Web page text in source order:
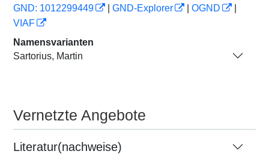
GND: 1012299449
GND-Explorer OGND
VIAF
Namensvarianten
Sartorius, Martin
Vernetzte Angebote
Literatur(nachweise)